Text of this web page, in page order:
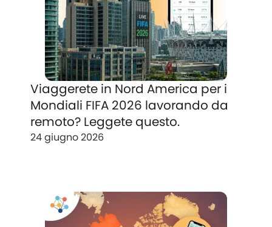
Viaggerete in Nord America per i
Mondiali FIFA 2026 lavorando da
remoto? Leggete questo.
24 giugno 2026